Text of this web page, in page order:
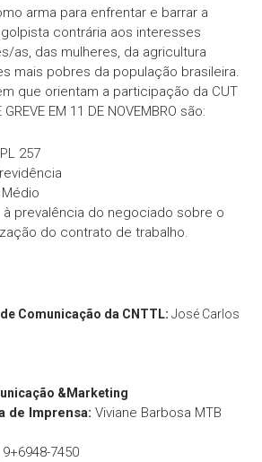
arma para enfrentar e barrar a
contrária aos interesses
as, das mulheres, da agricultura
mais pobres da população brasileira.
que orientam a participação da CUT
EM 11 DE NOVEMBRO são:
257
prevalência do negociado sobre o
do contrato de trabalho.
Comunicação da CNTTL: José Carlos
&Marketing
de Imprensa: Viviane Barbosa MTB
7450